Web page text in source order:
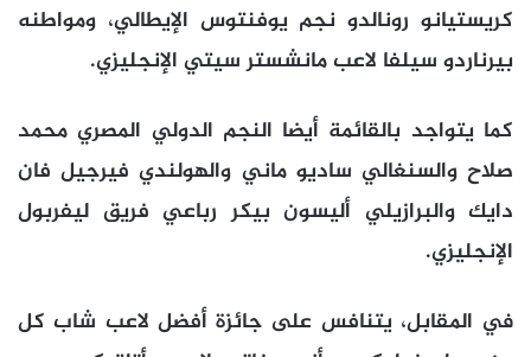
كريستيانو رونالدو نجم يوفنتوس الإيطالي، ومواطنه
بيرناردو سيلفا لاعب مانشستر سيتي الإنجليزي.
كما يتواجد بالقائمة أيضا النجم الدولي المصري محمد
صلاح والسنغالي ساديو ماني والهولندي فيرجيل فان
دايك والبرازيلي أليسون بيكر رباعي فريق ليفربول
الإنجليزي.
في المقابل، يتنافس على جائزة أفضل لاعب شاب كل